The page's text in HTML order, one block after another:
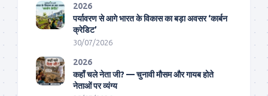
2026
पर्यावरण से आगे भारत के विकास का बड़ा अवसर ‘कार्बन
क्रेडिट’
30/07/2026
2026
कहाँ चले नेता जी? — चुनावी मौसम और गायब होते
नेताओं पर व्यंग्य